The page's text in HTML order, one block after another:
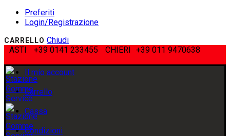
Preferiti
Login/Registrazione
CARRELLO Chiudi
ASTI
+39 0141 233455 CHIERI +39 011 9470638
Il mio account
Carrello
Cassa
Condizioni